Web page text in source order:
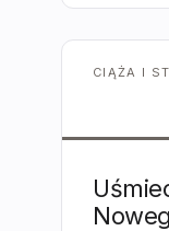
CIĄŻA I